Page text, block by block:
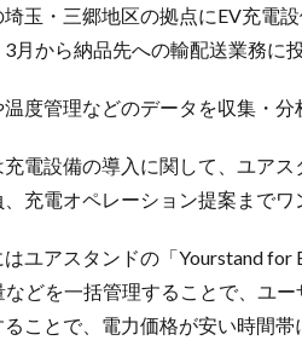
玉・三郷地区の拠点にEV充電
3月から納品先への輸配送業務に
度管理などのデータを収集・
充電設備の導入に関して、ユア
、充電オペレーション提案まで
ユアスタンドの「Yourstand
どを一括管理することで、ユ
ことで、電力価格が安い時間